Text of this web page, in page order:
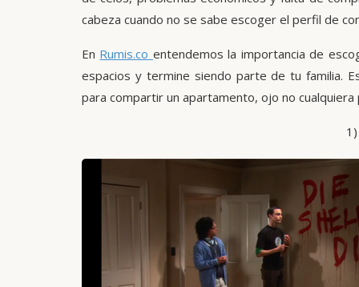
cabeza cuando no se sabe escoger el perfil de
En Rumis.co entendemos la importancia de
espacios y termine siendo parte de tu familia.
para compartir un apartamento, ojo no